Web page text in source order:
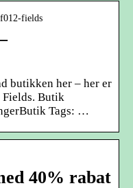
fields
butikken her – her er
Butik
Tags: …
40% rabat